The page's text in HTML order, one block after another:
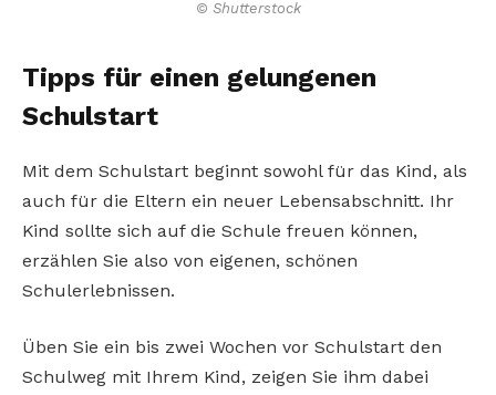
© Shutterstock
Tipps für einen gelungenen
Schulstart
Mit dem Schulstart beginnt sowohl für das Kind, als
auch für die Eltern ein neuer Lebensabschnitt. Ihr
Kind sollte sich auf die Schule freuen können,
erzählen Sie also von eigenen, schönen
Schulerlebnissen.
Üben Sie ein bis zwei Wochen vor Schulstart den
Schulweg mit Ihrem Kind, zeigen Sie ihm dabei